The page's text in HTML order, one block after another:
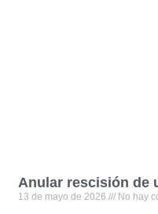
Anular rescisión de
13 de mayo de 2026 No hay